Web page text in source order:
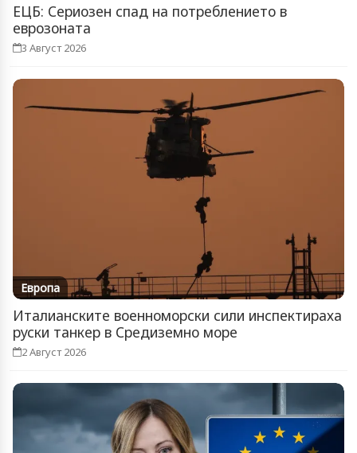
ЕЦБ: Сериозен спад на потреблението в
еврозоната
3 Август 2026
Европа
Италианските военноморски сили инспектираха
руски танкер в Средиземно море
2 Август 2026